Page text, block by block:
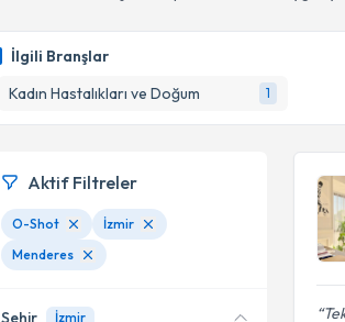
İlgili Branşlar
Kadın Hastalıkları ve Doğum
1
Aktif Filtreler
O-Shot
İzmir
Menderes
Şehir İzmir